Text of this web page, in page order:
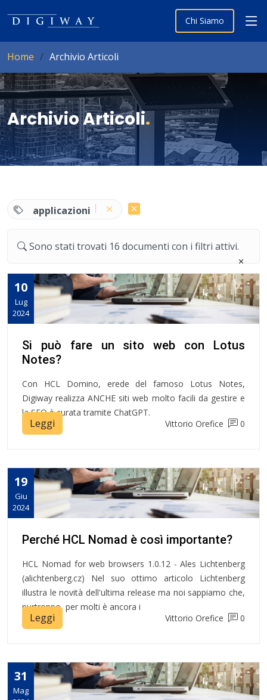
Chi Siamo
Home Archivio Articoli
Archivio Articoli.
applicazioni
Sono stati trovati 16 documenti con i filtri attivi.
10
Lug
2024
Si può fare un sito web con Lotus
Notes?
Con HCL Domino, erede del famoso Lotus Notes,
Digiway realizza ANCHE siti web molto facili da gestire e
la SEO è curata tramite ChatGPT.
Leggi Vittorio Orefice 0
19
Giu
2024
Perché HCL Nomad è così importante?
HCL Nomad for web browsers 1.0.12 - Ales Lichtenberg
(alichtenberg.cz) Nel suo ottimo articolo Lichtenberg
illustra le novità dell'ultima release ma noi sappiamo che,
purtroppo, per molti è ancora i
Leggi Vittorio Orefice 0
31
Mag